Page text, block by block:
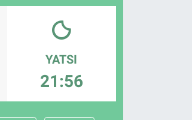
YATSI
21:56